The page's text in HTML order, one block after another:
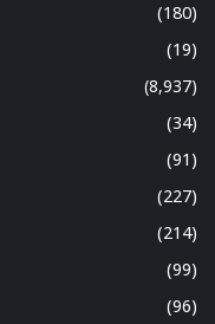
(180)
(19)
(8,937)
(34)
(91)
(227)
(214)
(99)
(96)